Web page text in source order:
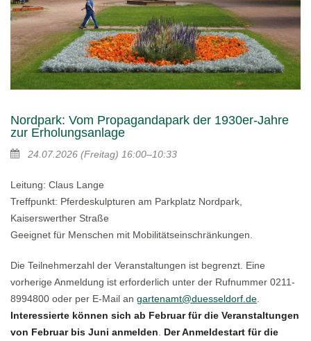
Nordpark: Vom Propagandapark der 1930er-Jahre
zur Erholungsanlage
24.07.2026 (Freitag) 16:00–10:33
Leitung: Claus Lange
Treffpunkt: Pferdeskulpturen am Parkplatz Nordpark,
Kaiserswerther Straße
Geeignet für Menschen mit Mobilitätseinschränkungen.
Die Teilnehmerzahl der Veranstaltungen ist begrenzt. Eine
vorherige Anmeldung ist erforderlich unter der Rufnummer 0211-
8994800 oder per E-Mail an gartenamt@duesseldorf.de
Interessierte können sich ab Februar für die Veranstaltungen
von Februar bis Juni anmelden
Der Anmeldestart für die